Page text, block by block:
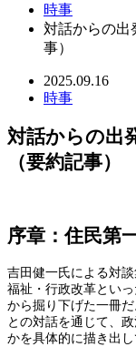
時事
対話からの
事）
2025.09.16
時事
対話からの出
（要約記事）
序章：住民第
吉田健一氏による対
福祉・行政改革とい
から掘り下げた一冊
との対話を通じて、
かを具体的に描き出し